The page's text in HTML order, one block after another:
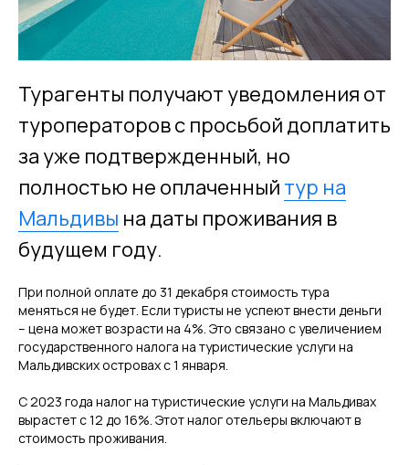
Турагенты получают уведомления от
туроператоров с просьбой доплатить
за уже подтвержденный, но
полностью не оплаченный тур на
Мальдивы на даты проживания в
будущем году.
При полной оплате до 31 декабря стоимость тура
меняться не будет. Если туристы не успеют внести деньги
– цена может возрасти на 4%. Это связано с увеличением
государственного налога на туристические услуги на
Мальдивских островах с 1 января.
С 2023 года налог на туристические услуги на Мальдивах
вырастет с 12 до 16%. Этот налог отельеры включают в
стоимость проживания.